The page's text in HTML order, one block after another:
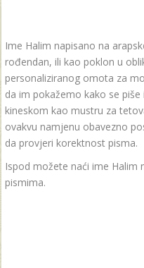
Ime Halim napisano na
rođendan, ili kao poklon u
personaliziranog omota za
da im pokažemo kako se
kineskom kao mustru za
ovakvu namjenu obavezno
da provjeri korektnost pisma.
Ispod možete naći ime Halim
pismima.